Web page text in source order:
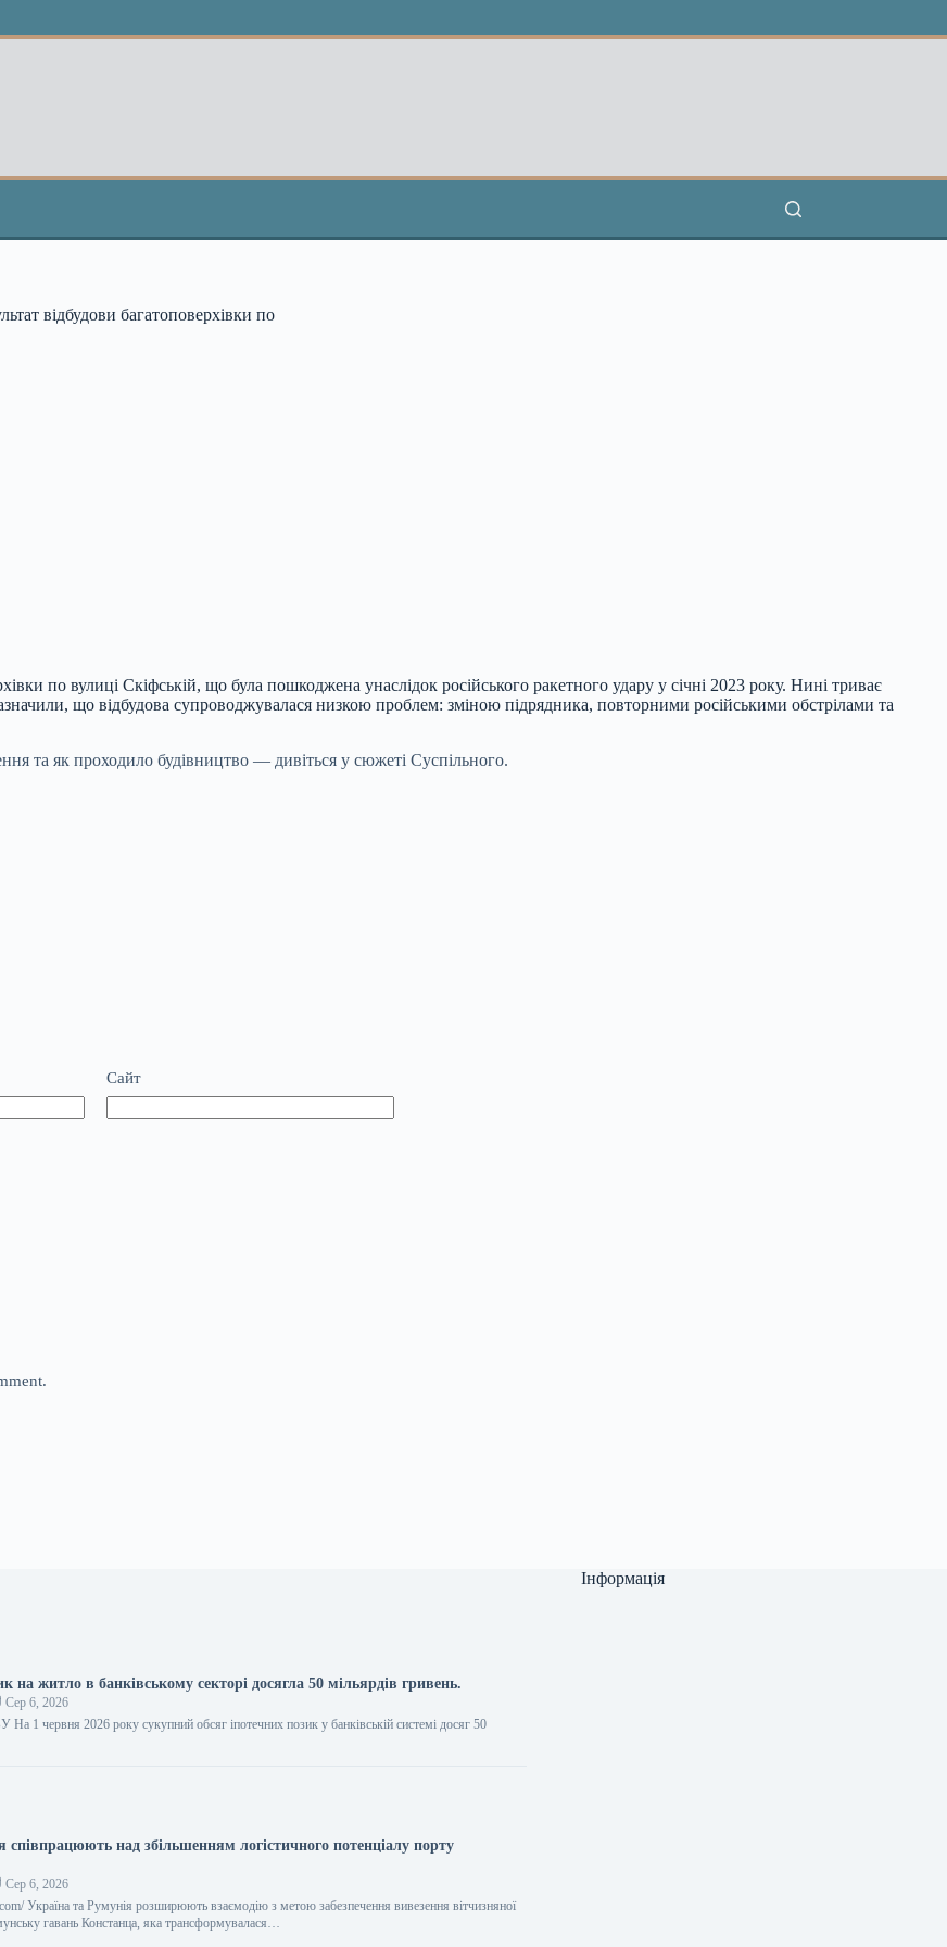
відбудови багатоповерхівки по
по вулиці Скіфській, що була пошкоджена унаслідок російського ракетного удару у січні 2023 року. Нині триває
що відбудова супроводжувалася низкою проблем: зміною підрядника, повторними російськими обстрілами та
та як проходило будівництво — дивіться у сюжеті Суспільного.
Сайт
на житло в банківському секторі досягла 50 мільярдів гривень.
Сер 6, 2026
1 червня 2026 року сукупний обсяг іпотечних позик у банківській системі досяг 50
співпрацюють над збільшенням логістичного потенціалу порту
Сер 6, 2026
Україна та Румунія розширюють взаємодію з метою забезпечення вивезення вітчизняної
гавань Констанца, яка трансформувалася…
Інформація